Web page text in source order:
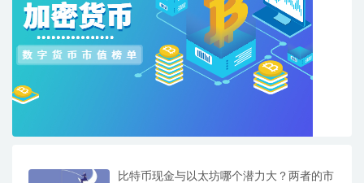
比特币现金与以太坊哪个潜力大？两者的市